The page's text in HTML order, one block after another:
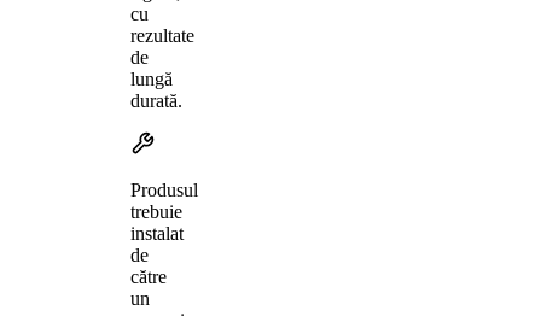
cu
rezultate
de
lungă
durată.
Produsul
trebuie
instalat
de
către
un